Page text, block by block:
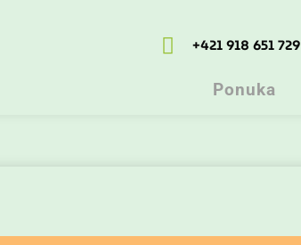
 +421 918 651 729
Ponuka